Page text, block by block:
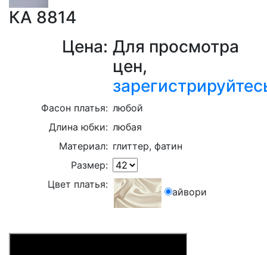
КА 8814
Цена: Для просмотра
цен,
Фасон платья: любой
Длина юбки: любая
Материал: глиттер, фатин
Размер:
Цвет платья:
айвори